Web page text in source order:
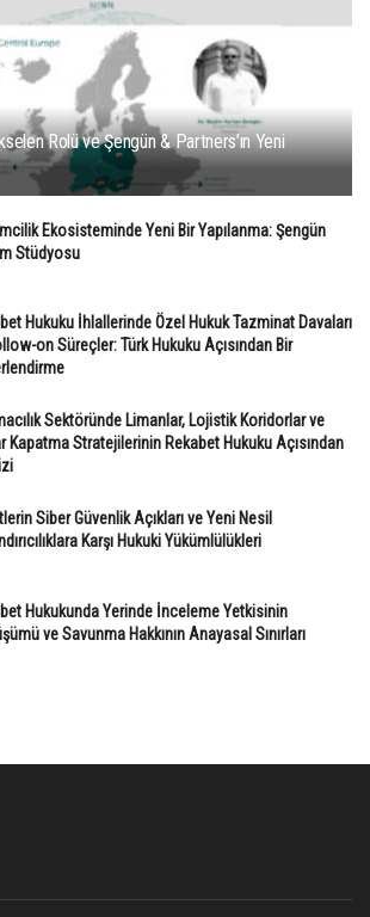
Rolü ve Şengün & Partners’ın Yeni
Ekosisteminde Yeni Bir Yapılanma: Şengün
Stüdyosu
Hukuku İhlallerinde Özel Hukuk Tazminat Davaları
on Süreçler: Türk Hukuku Açısından Bir
Sektöründe Limanlar, Lojistik Koridorlar ve
Kapatma Stratejilerinin Rekabet Hukuku Açısından
Siber Güvenlik Açıkları ve Yeni Nesil
Karşı Hukuki Yükümlülükleri
Hukukunda Yerinde İnceleme Yetkisinin
ve Savunma Hakkının Anayasal Sınırları